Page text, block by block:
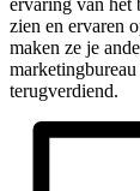
zien en ervaren
maken ze je
terugverdiend.